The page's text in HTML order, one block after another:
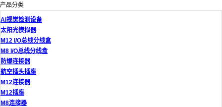
产品分类
AI视觉检测设备
太阳光模拟器
M12 I/O总线分线盒
M8 I/O总线分线盒
防爆连接器
航空插头插座
M12连接器
M12插座
M8连接器